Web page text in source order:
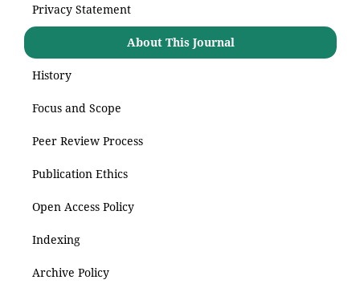
Privacy Statement
About This Journal
History
Focus and Scope
Peer Review Process
Publication Ethics
Open Access Policy
Indexing
Archive Policy